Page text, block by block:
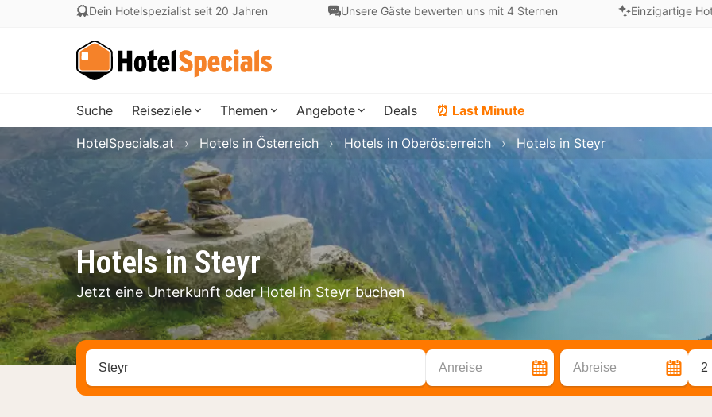
Dein Hotelspezialist seit 20 Jahren Unsere Gäste bewerten uns mit 4 Sternen Einzigartige
Suche Reiseziele Themen Angebote Deals ⏰ Last Minute
Hotels in Steyr
Jetzt eine Unterkunft oder Hotel in Steyr buchen
HotelSpecials.at Hotels in Österreich Hotels in Oberösterreich Hotels in Steyr
Stadt, Region oder Hotel suchen Anreise Abreise 2